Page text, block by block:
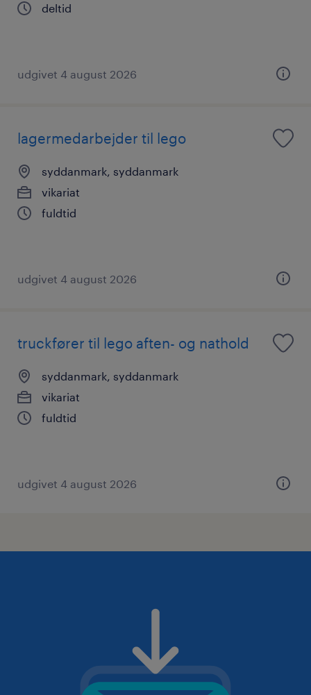
deltid
udgivet 4 august 2026
lagermedarbejder til lego
syddanmark, syddanmark
vikariat
fuldtid
udgivet 4 august 2026
truckfører til lego aften- og nathold
syddanmark, syddanmark
vikariat
fuldtid
udgivet 4 august 2026